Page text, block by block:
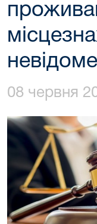
невідоме
08 червня